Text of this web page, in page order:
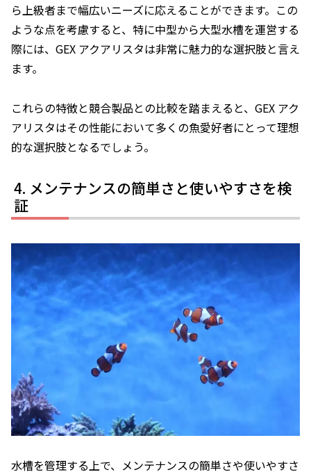
ら上級者まで幅広いニーズに応えることができます。この
ような点を考慮すると、特に中型から大型水槽を運営する
際には、GEX アクアリスタは非常に魅力的な選択肢と言え
ます。
これらの特徴と競合製品との比較を踏まえると、GEX アク
アリスタはその性能において多くの魚愛好者にとって理想
的な選択肢となるでしょう。
メンテナンスの簡単さと使いやすさを検
証
水槽を管理する上で、メンテナンスの簡単さや使いやすさ